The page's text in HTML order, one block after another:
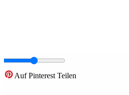
Auf Pinterest Teilen